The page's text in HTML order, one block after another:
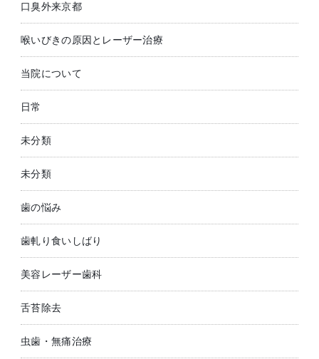
口臭外来京都
喉いびきの原因とレーザー治療
当院について
日常
未分類
未分類
歯の悩み
歯軋り食いしばり
美容レーザー歯科
舌苔除去
虫歯・無痛治療